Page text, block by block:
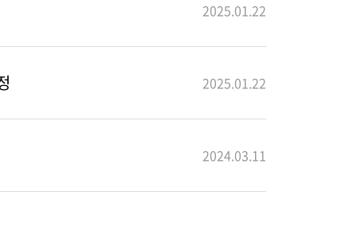
2025.01.22
2025.01.22
2024.03.11